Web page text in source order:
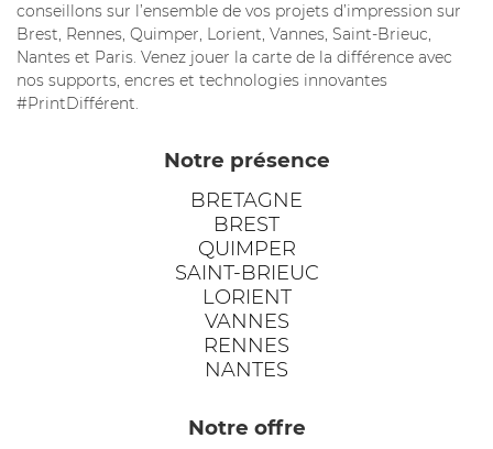
conseillons sur l’ensemble de vos projets d’impression sur
Brest, Rennes, Quimper, Lorient, Vannes, Saint-Brieuc,
Nantes et Paris. Venez jouer la carte de la différence avec
nos supports, encres et technologies innovantes
#PrintDifférent.
Notre présence
BRETAGNE
BREST
QUIMPER
SAINT-BRIEUC
LORIENT
VANNES
RENNES
NANTES
Notre offre